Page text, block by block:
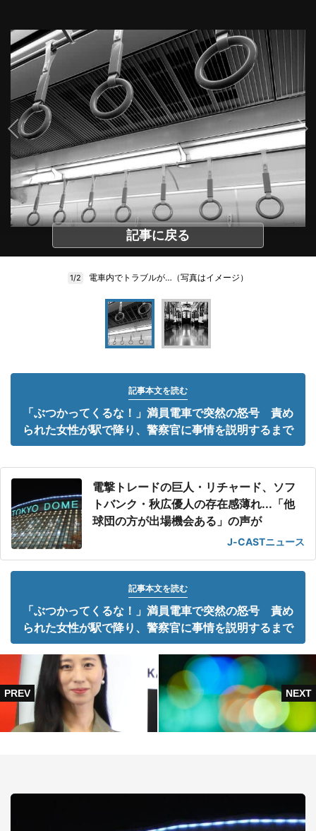
記事に戻る
1/2 電車内でトラブルが…（写真はイメージ）
記事本文を読む
「ぶつかってくるな！」満員電車で突然の怒号 責め
られた女性が駅で降り、警察官に事情を説明するまで
電撃トレードの巨人・リチャード、ソフ
トバンク・秋広優人の存在感薄れ...「他
球団の方が出場機会ある」の声が
J-CASTニュース
記事本文を読む
「ぶつかってくるな！」満員電車で突然の怒号 責め
られた女性が駅で降り、警察官に事情を説明するまで